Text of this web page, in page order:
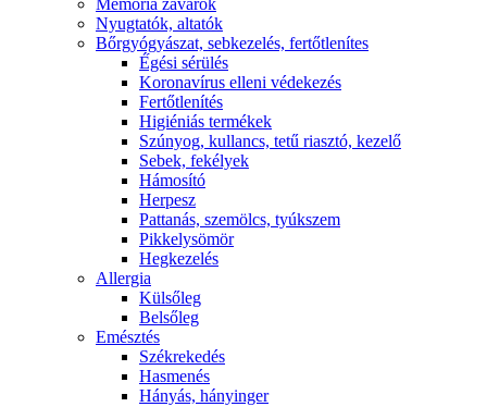
Memória zavarok
Nyugtatók, altatók
Bőrgyógyászat, sebkezelés, fertőtlenítes
É́gési sérülés
Koronavírus elleni védekezés
Fertőtlenítés
Higiéniás termékek
Szúnyog, kullancs, tetű riasztó, kezelő
Sebek, fekélyek
Hámosító
Herpesz
Pattanás, szemölcs, tyúkszem
Pikkelysömör
Hegkezelés
Allergia
Külsőleg
Belsőleg
Emésztés
Székrekedés
Hasmenés
Hányás, hányinger